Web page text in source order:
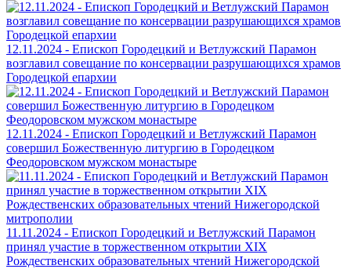
12.11.2024 - Епископ Городецкий и Ветлужский Парамон
возглавил совещание по консервации разрушающихся храмов
Городецкой епархии
12.11.2024 - Епископ Городецкий и Ветлужский Парамон
совершил Божественную литургию в Городецком
Феодоровском мужском монастыре
11.11.2024 - Епископ Городецкий и Ветлужский Парамон
принял участие в торжественном открытии XIX
Рождественских образовательных чтений Нижегородской